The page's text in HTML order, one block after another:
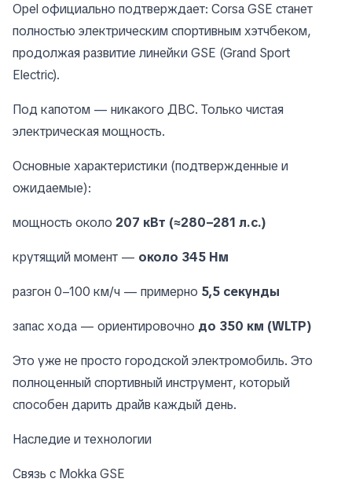
Opel официально подтверждает: Corsa GSE станет
полностью электрическим спортивным хэтчбеком,
продолжая развитие линейки GSE (Grand Sport
Electric).
Под капотом — никакого ДВС. Только чистая
электрическая мощность.
Основные характеристики (подтвержденные и
ожидаемые):
мощность около 207 кВт (≈280–281 л.с.)
крутящий момент — около 345 Нм
разгон 0–100 км/ч — примерно 5,5 секунды
запас хода — ориентировочно до 350 км (WLTP)
Это уже не просто городской электромобиль. Это
полноценный спортивный инструмент, который
способен дарить драйв каждый день.
Наследие и технологии
Связь с Mokka GSE